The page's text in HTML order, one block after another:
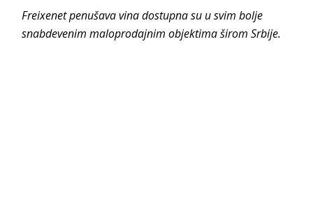
Freixenet penušava vina dostupna su u svim bolje
snabdevenim maloprodajnim objektima širom Srbije.